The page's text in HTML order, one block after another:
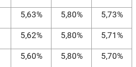
5,63% 5,80% 5,73%
5,62% 5,80% 5,71%
5,60% 5,80% 5,70%